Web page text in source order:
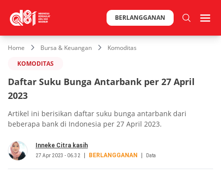
BERLANGGANAN
Home Bursa & Keuangan
Komoditas
KOMODITAS
Daftar Suku Bunga Antarbank per 27 April
2023
Artikel ini berisikan daftar suku bunga antarbank dari
beberapa bank di Indonesia per 27 April 2023.
Inneke Citra kasih
27 Apr 2023 - 06.32 BERLANGGANAN Data